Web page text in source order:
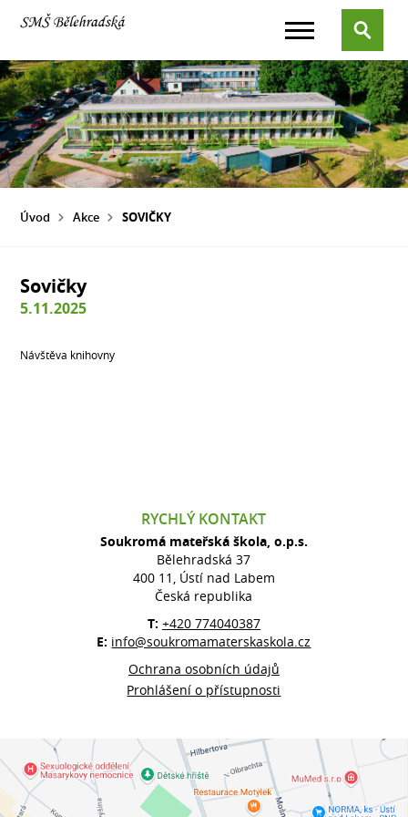
Úvod Akce SOVIČKY
Sovičky
5.11.2025
Návštěva knihovny
RYCHLÝ KONTAKT
Soukromá mateřská škola, o.p.s.
Bělehradská 37
400 11, Ústí nad Labem
Česká republika
T: +420 774040387
E: info@soukromamaterskaskola.cz
Ochrana osobních údajů
Prohlášení o přístupnosti